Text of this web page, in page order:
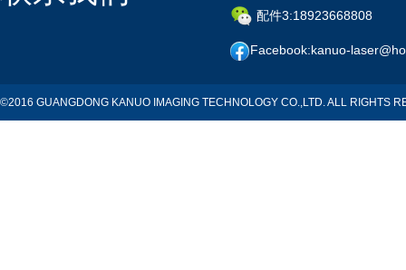
配件3:18923668808
Facebook:kanuo-
©2016 GUANGDONG KANUO IMAGING TECHNOLOGY CO.,LTD. ALL RIGHTS